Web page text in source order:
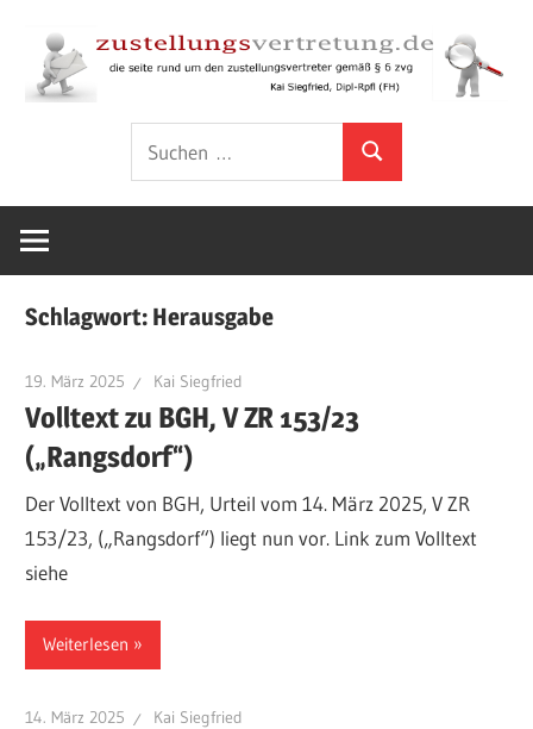
Inhalt
springen
gemäß
6
Suchen
Schlagwort: Herausgabe
19. März 2025 Kai Siegfried
Volltext zu BGH, V ZR 153/23
(„Rangsdorf“)
Der Volltext von BGH, Urteil vom 14. März 2025, V ZR
153/23, („Rangsdorf“) liegt nun vor. Link zum Volltext
siehe
Weiterlesen
14. März 2025 Kai Siegfried